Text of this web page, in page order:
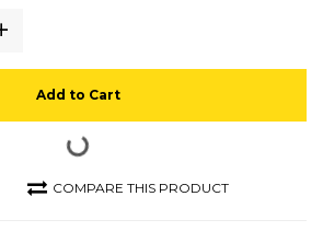
Add to Cart
COMPARE THIS PRODUCT